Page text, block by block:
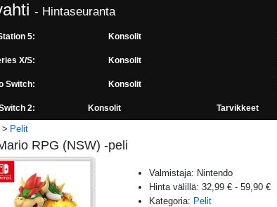
- Hintaseuranta
5: Konsolit
X/S: Konsolit
Switch: Konsolit
2: Konsolit Tarvikkeet
Pelit
RPG (NSW) -peli
Valmistaja: Nintendo
Hinta välillä: 32,99 € - 59,90 €
Kategoria: Pelit